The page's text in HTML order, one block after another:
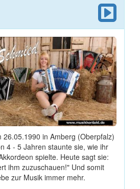
26.05.1990 in Amberg (Oberpfalz)
4 - 5 Jahren staunte sie, wie ihr
spielte. Heute sagt sie:
ihm zuzuschauen!" Und somit
zur Musik immer mehr.